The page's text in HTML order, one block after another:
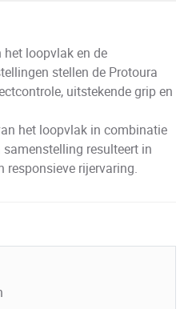
loopvlak en de
stellen de Protoura
uitstekende grip en
het loopvlak in combinatie
resulteert in
responsieve rijervaring.